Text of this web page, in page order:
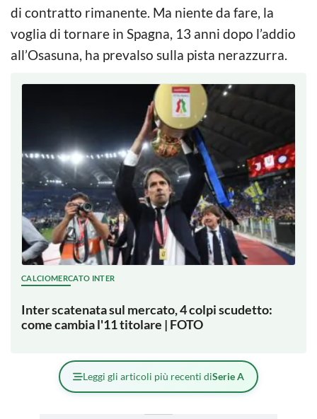
di contratto rimanente. Ma niente da fare, la
voglia di tornare in Spagna, 13 anni dopo l’addio
all’Osasuna, ha prevalso sulla pista nerazzurra.
CALCIOMERCATO INTER
Inter scatenata sul mercato, 4 colpi scudetto:
come cambia l'11 titolare | FOTO
Leggi gli articoli più recenti diSerie A